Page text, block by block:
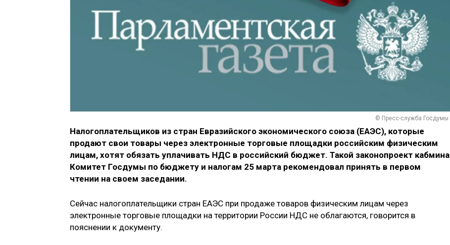
© Пресс-служба Госдумы
Налогоплательщиков из стран Евразийского экономического союза (ЕАЭС), которые
продают свои товары через электронные торговые площадки российским физическим
лицам, хотят обязать уплачивать НДС в российский бюджет. Такой законопроект кабмина
Комитет Госдумы по бюджету и налогам 25 марта рекомендовал принять в первом
чтении на своем заседании.
Сейчас налогоплательщики стран ЕАЭС при продаже товаров физическим лицам через
электронные торговые площадки на территории России НДС не облагаются, говорится в
пояснении к документу.